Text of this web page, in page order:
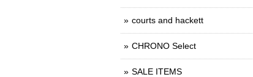
courts and hackett
CHRONO Select
SALE ITEMS